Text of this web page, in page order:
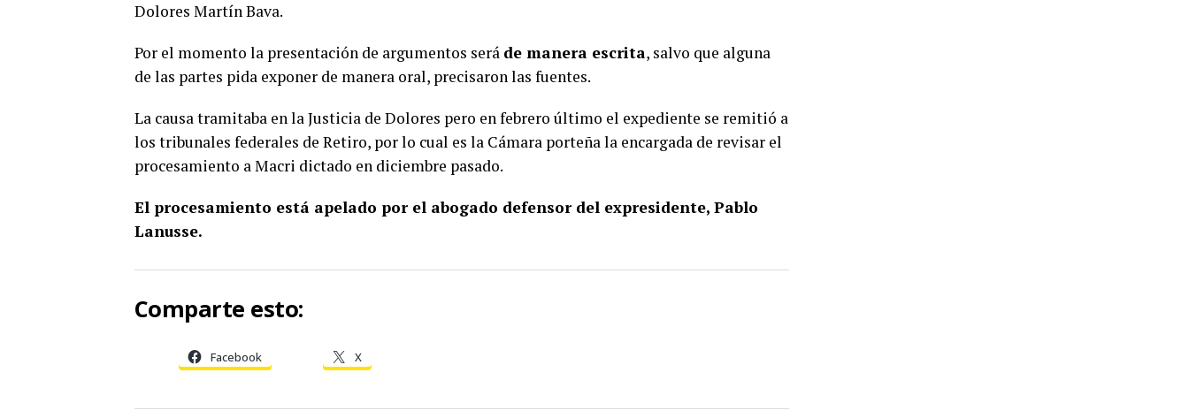
Dolores Martín Bava.
Por el momento la presentación de argumentos será de manera escrita, salvo que alguna
de las partes pida exponer de manera oral, precisaron las fuentes.
La causa tramitaba en la Justicia de Dolores pero en febrero último el expediente se remitió a
los tribunales federales de Retiro, por lo cual es la Cámara porteña la encargada de revisar el
procesamiento a Macri dictado en diciembre pasado.
El procesamiento está apelado por el abogado defensor del expresidente, Pablo
Lanusse.
Comparte esto:
Facebook X